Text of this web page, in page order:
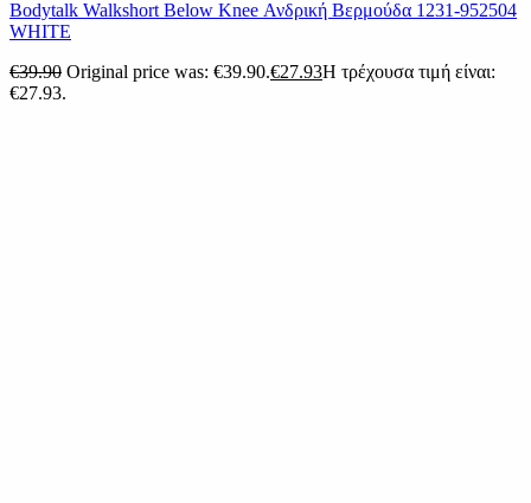
Bodytalk Walkshort Below Knee Ανδρική Βερμούδα 1231-952504
WHITE
€39.90 Original price was: €39.90.€27.93Η τρέχουσα τιμή είναι:
€27.93.